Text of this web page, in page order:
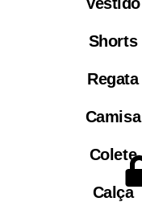
Vestido
Shorts
Regata
Camisa
Colete
Calça